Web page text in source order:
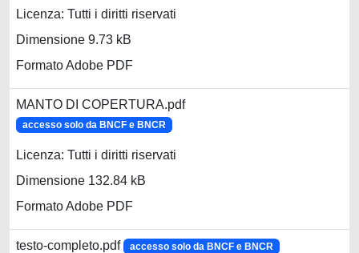
Licenza: Tutti i diritti riservati
Dimensione 9.73 kB
Formato Adobe PDF
MANTO DI COPERTURA.pdf
accesso solo da BNCF e BNCR
Licenza: Tutti i diritti riservati
Dimensione 132.84 kB
Formato Adobe PDF
testo-completo.pdf accesso solo da BNCF e BNCR